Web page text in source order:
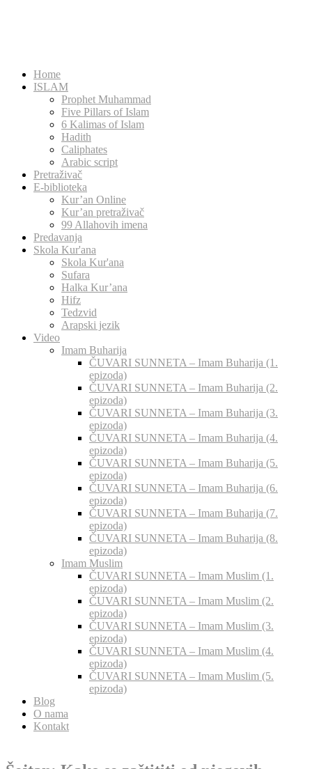
Home
ISLAM
Prophet Muhammad
Five Pillars of Islam
6 Kalimas of Islam
Hadith
Caliphates
Arabic script
Pretraživač
E-biblioteka
Kur’an Online
Kur’an pretraživač
99 Allahovih imena
Predavanja
Skola Kur'ana
Skola Kur'ana
Sufara
Halka Kur’ana
Hifz
Tedzvid
Arapski jezik
Video
Imam Buharija
ČUVARI SUNNETA – Imam Buharija (1.
epizoda)
ČUVARI SUNNETA – Imam Buharija (2.
epizoda)
ČUVARI SUNNETA – Imam Buharija (3.
epizoda)
ČUVARI SUNNETA – Imam Buharija (4.
epizoda)
ČUVARI SUNNETA – Imam Buharija (5.
epizoda)
ČUVARI SUNNETA – Imam Buharija (6.
epizoda)
ČUVARI SUNNETA – Imam Buharija (7.
epizoda)
ČUVARI SUNNETA – Imam Buharija (8.
epizoda)
Imam Muslim
ČUVARI SUNNETA – Imam Muslim (1.
epizoda)
ČUVARI SUNNETA – Imam Muslim (2.
epizoda)
ČUVARI SUNNETA – Imam Muslim (3.
epizoda)
ČUVARI SUNNETA – Imam Muslim (4.
epizoda)
ČUVARI SUNNETA – Imam Muslim (5.
epizoda)
Blog
O nama
Kontakt